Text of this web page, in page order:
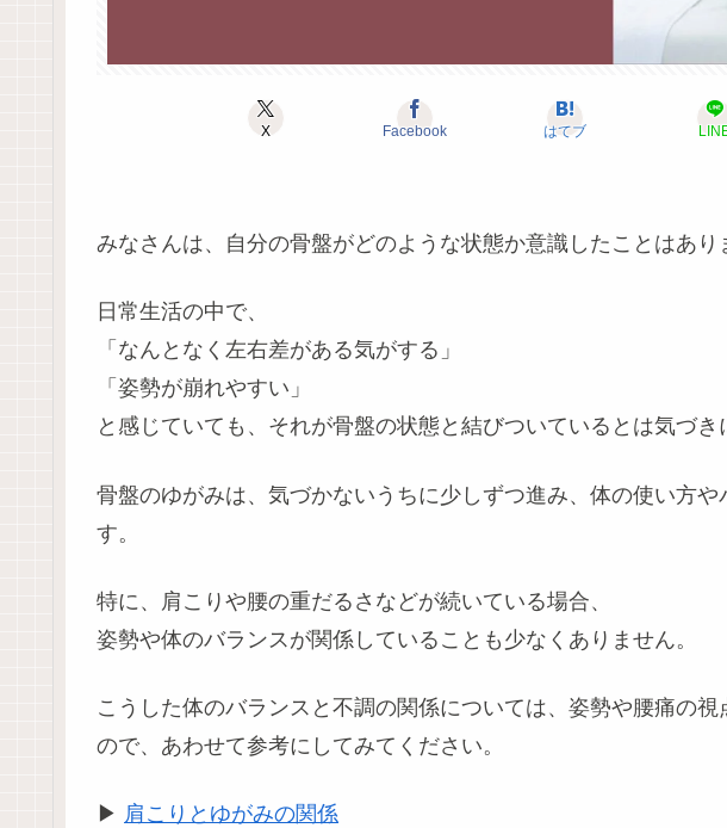
X Facebook はてブ
みなさんは、自分の骨盤がどのような状態か意識したことはあり
日常生活の中で、
「なんとなく左右差がある気がする」
「姿勢が崩れやすい」
と感じていても、それが骨盤の状態と結びついているとは気づき
骨盤のゆがみは、気づかないうちに少しずつ進み、体の使い方や
す。
特に、肩こりや腰の重だるさなどが続いている場合、
姿勢や体のバランスが関係していることも少なくありません。
こうした体のバランスと不調の関係については、姿勢や腰痛の
ので、あわせて参考にしてみてください。
▶ 肩こりとゆがみの関係